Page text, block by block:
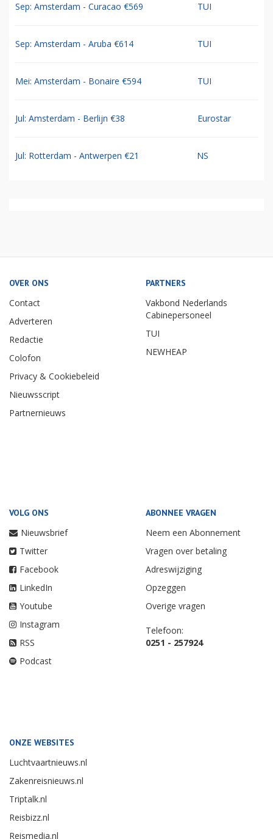
Sep: Amsterdam - Curacao €569 TUI
Sep: Amsterdam - Aruba €614 TUI
Mei: Amsterdam - Bonaire €594 TUI
Jul: Amsterdam - Berlijn €38 Eurostar
Jul: Rotterdam - Antwerpen €21 NS
OVER ONS
Contact
Adverteren
Redactie
Colofon
Privacy & Cookiebeleid
Nieuwsscript
Partnernieuws
PARTNERS
Vakbond Nederlands
Cabinepersoneel
TUI
NEWHEAP
VOLG ONS
Nieuwsbrief
Twitter
Facebook
LinkedIn
Youtube
Instagram
RSS
Podcast
ABONNEE VRAGEN
Neem een Abonnement
Vragen over betaling
Adreswijziging
Opzeggen
Overige vragen
Telefoon:
0251 - 257924
ONZE WEBSITES
Luchtvaartnieuws.nl
Zakenreisnieuws.nl
Triptalk.nl
Reisbizz.nl
Reismedia.nl